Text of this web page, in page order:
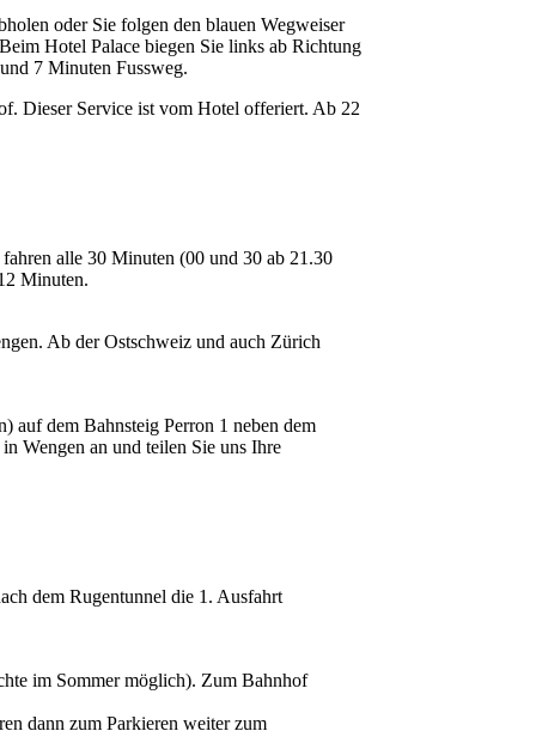
oder Sie folgen den blauen Wegweiser
Hotel Palace biegen Sie links ab Richtung
7 Minuten Fussweg.
Dieser Service ist vom Hotel offeriert. Ab 22
alle 30 Minuten (00 und 30 ab 21.30
Minuten.
Ab der Ostschweiz und auch Zürich
auf dem Bahnsteig Perron 1 neben dem
Wengen an und teilen Sie uns Ihre
dem Rugentunnel die 1. Ausfahrt
im Sommer möglich). Zum Bahnhof
dann zum Parkieren weiter zum